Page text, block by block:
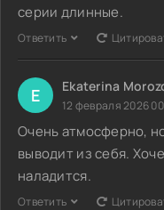
серии длинные.
Ответить
E Ekaterina
12 февраля 2026
Очень атмосферно,
выводит из себя.
наладится.
Ответить